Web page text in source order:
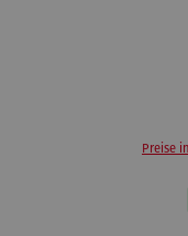
Preise